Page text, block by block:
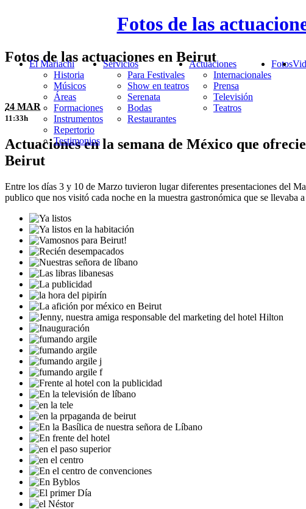
Fotos de las
El Mariachi
Historia
Músicos
Áreas
Formaciones
Instrumentos
Repertorio
Testimonios
Servicios
Para Festivales
Show en teatros
Serenata
Bodas
Restaurantes
Actuaciones
Internacionales
Prensa
Televisión
Teatros
Fotos
Fotos de las actuaciones en Beirut
24 MAR
11:33h
Actuaciones en la semana de México que
Beirut
Entre los días 3 y 10 de Marzo tuvieron lugar diferentes presentaciones del
publico que nos visitó cada noche en la muestra gastronómica que se llevaba